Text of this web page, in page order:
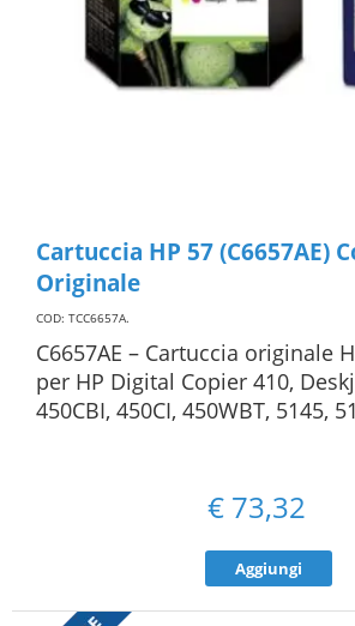
Cartuccia HP 57 (C6657AE)
Originale
COD: TCC6657A.
C6657AE – Cartuccia originale
per HP Digital Copier 410,
450CBI, 450CI, 450WBT, 5145,
€ 73,32
Aggiungi